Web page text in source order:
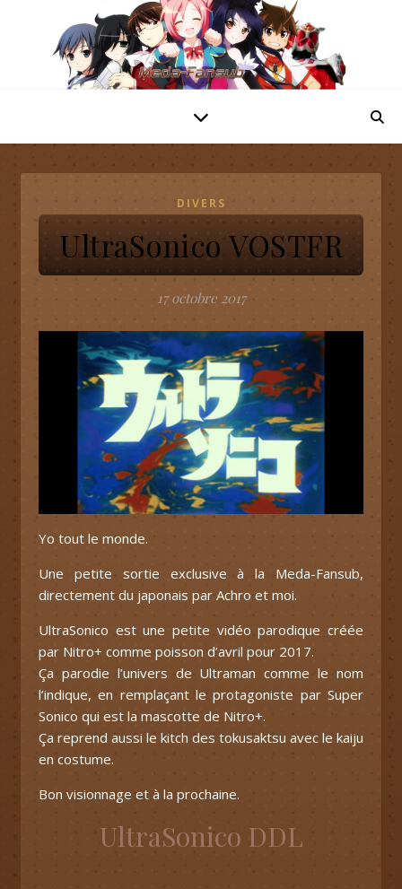
DIVERS
UltraSonico VOSTFR
17 octobre 2017
Yo tout le monde.
Une petite sortie exclusive à la Meda-Fansub,
directement du japonais par Achro et moi.
UltraSonico est une petite vidéo parodique créée
par Nitro+ comme poisson d’avril pour 2017.
Ça parodie l’univers de Ultraman comme le nom
l’indique, en remplaçant le protagoniste par Super
Sonico qui est la mascotte de Nitro+.
Ça reprend aussi le kitch des tokusaktsu avec le kaiju
en costume.
Bon visionnage et à la prochaine.
UltraSonico DDL